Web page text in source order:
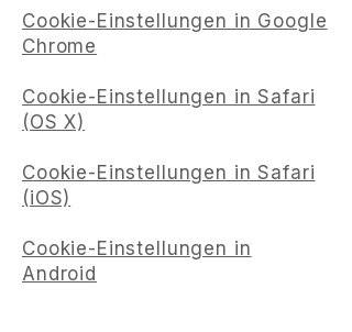
Cookie-Einstellungen in Google
Chrome
Cookie-Einstellungen in Safari
(OS X)
Cookie-Einstellungen in Safari
(iOS)
Cookie-Einstellungen in
Android